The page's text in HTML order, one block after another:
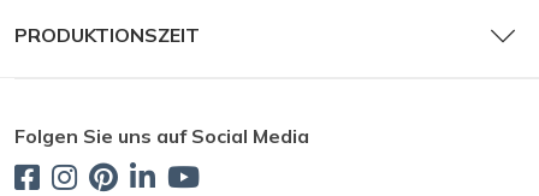
PRODUKTIONSZEIT
Folgen Sie uns auf Social Media